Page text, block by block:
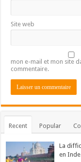
Site web
mon e-mail et mon site
commentaire.
Recent Popular
La
en Inde